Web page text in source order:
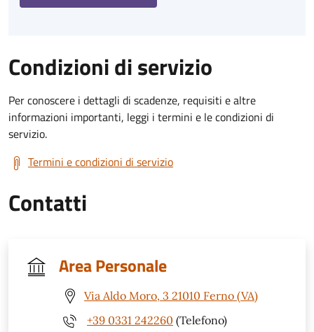
Condizioni di servizio
Per conoscere i dettagli di scadenze, requisiti e altre
informazioni importanti, leggi i termini e le condizioni di
servizio.
Termini e condizioni di servizio
Contatti
Area Personale
Via Aldo Moro, 3 21010 Ferno (VA)
+39 0331 242260 (Telefono)